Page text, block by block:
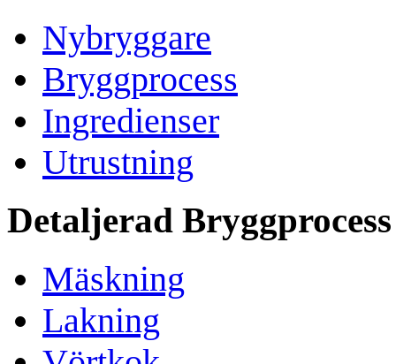
Nybryggare
Bryggprocess
Ingredienser
Utrustning
Detaljerad Bryggprocess
Mäskning
Lakning